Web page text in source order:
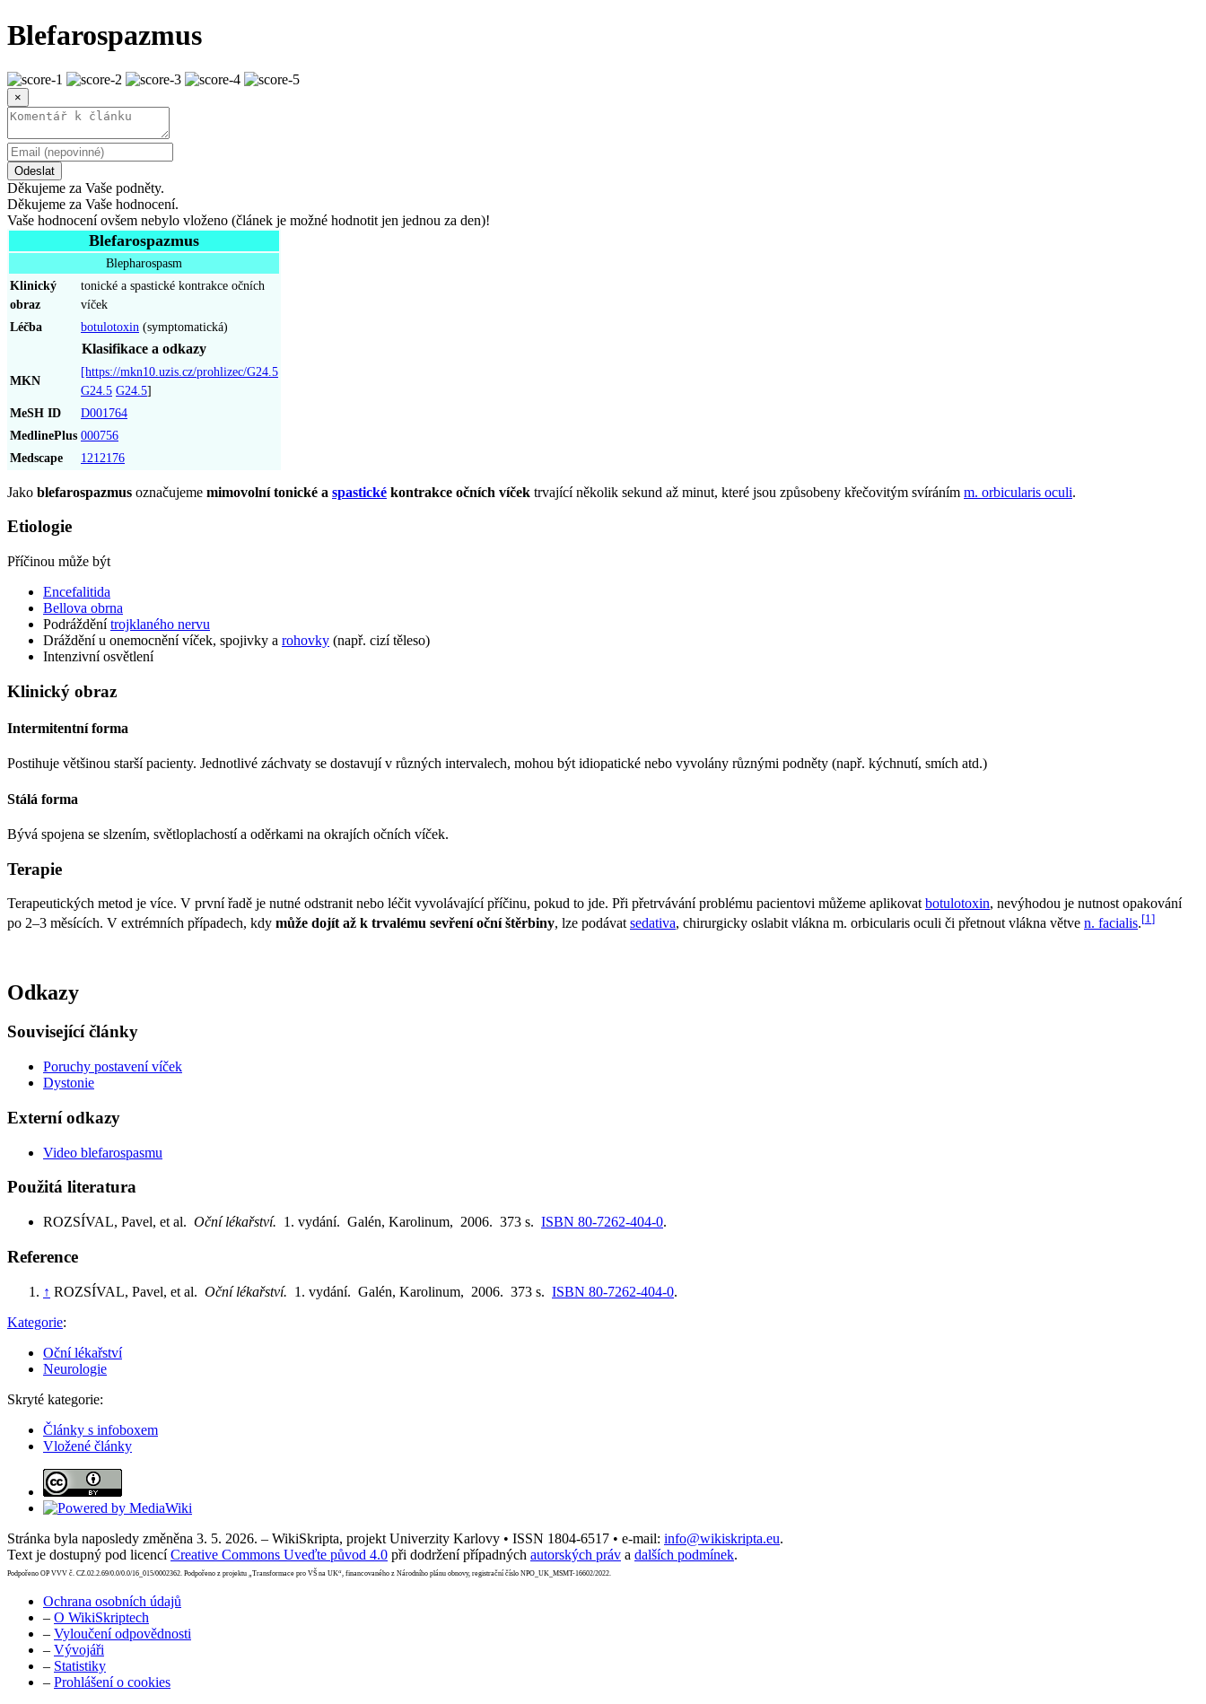
Blefarospazmus
×
Odeslat
Děkujeme za Vaše podněty.
Děkujeme za Vaše hodnocení.
Vaše hodnocení ovšem nebylo vloženo (článek je možné hodnotit jen jednou za den)!
Blefarospazmus
Blepharospasm
Klinický
obraz
tonické a spastické kontrakce očních
víček
Léčba
botulotoxin (symptomatická)
Klasifikace a odkazy
MKN
[https://mkn10.uzis.cz/prohlizec/G24.5
G24.5 G24.5]
MeSH ID
D001764
MedlinePlus 000756
Medscape
1212176
Jako blefarospazmus označujeme mimovolní tonické a spastické kontrakce očních víček trvající několik sekund až minut, které jsou způsobeny křečovitým svíráním m. orbicularis oculi.
Etiologie
Příčinou může být
Encefalitida
Bellova obrna
Podrážděnítrojklaného nervu
Dráždění u onemocnění víček, spojivky a rohovky (např. cizí těleso)
Intenzivní osvětlení
Klinický obraz
Intermitentní forma
Postihuje většinou starší pacienty. Jednotlivé záchvaty se dostavují v různých intervalech, mohou být idiopatické nebo vyvolány různými podněty (např. kýchnutí, smích atd.)
Stálá forma
Bývá spojena se slzením, světloplachostí a oděrkami na okrajích očních víček.
Terapie
Terapeutických metod je více. V první řadě je nutné odstranit nebo léčit vyvolávající příčinu, pokud to jde. Při přetrvávání problému pacientovi můžeme aplikovat botulotoxin, nevýhodou je nutnost opakování
po 2–3 měsících. V extrémních případech, kdy může dojít až k trvalému sevření oční štěrbiny, lze podávatsedativa, chirurgicky oslabit vlákna m. orbicularis oculi či přetnout vlákna větve n. facialis.[1]
Odkazy
Související články
Poruchy postavení víček
Dystonie
Externí odkazy
Video blefarospasmu
Použitá literatura
ROZSÍVAL, Pavel, et al. Oční lékařství. 1. vydání. Galén, Karolinum, 2006. 373 s. ISBN 80-7262-404-0.
Reference
↑ ROZSÍVAL, Pavel, et al. Oční lékařství. 1. vydání. Galén, Karolinum, 2006. 373 s. ISBN 80-7262-404-0.
Kategorie:
Oční lékařství
Neurologie
Skryté kategorie:
Články s infoboxem
Vložené články
Stránka byla naposledy změněna 3. 5. 2026. – WikiSkripta, projekt Univerzity Karlovy • ISSN 1804-6517 • e-mail: info@wikiskripta.eu.
Text je dostupný pod licencíCreative Commons Uveďte původ 4.0 při dodržení případných autorských práv a dalších podmínek.
Podpořeno OP VVV č. CZ.02.2.69/0.0/0.0/16_015/0002362. Podpořeno z projektu „Transformace pro VŠ na UK“, financovaného z Národního plánu obnovy, registrační číslo NPO_UK_MSMT-16602/2022.
Ochrana osobních údajů
– O WikiSkriptech
– Vyloučení odpovědnosti
– Vývojáři
– Statistiky
– Prohlášení o cookies